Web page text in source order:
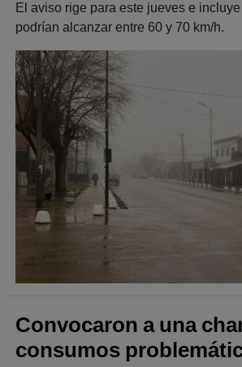
El aviso rige para este jueves e
podrían alcanzar entre 60 y 70 km/h.
Convocaron a una
consumos